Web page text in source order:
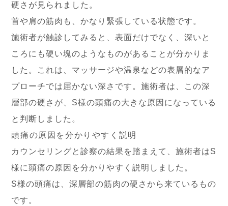
硬さが見られました。
首や肩の筋肉も、かなり緊張している状態です。
施術者が触診してみると、表面だけでなく、深いと
ころにも硬い塊のようなものがあることが分かりま
した。これは、マッサージや温泉などの表層的なア
プローチでは届かない深さです。施術者は、この深
層部の硬さが、S様の頭痛の大きな原因になっている
と判断しました。
頭痛の原因を分かりやすく説明
カウンセリングと診察の結果を踏まえて、施術者はS
様に頭痛の原因を分かりやすく説明しました。
S様の頭痛は、深層部の筋肉の硬さから来ているもの
です。